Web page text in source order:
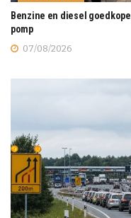
Benzine en diesel
pomp
07/08/2026